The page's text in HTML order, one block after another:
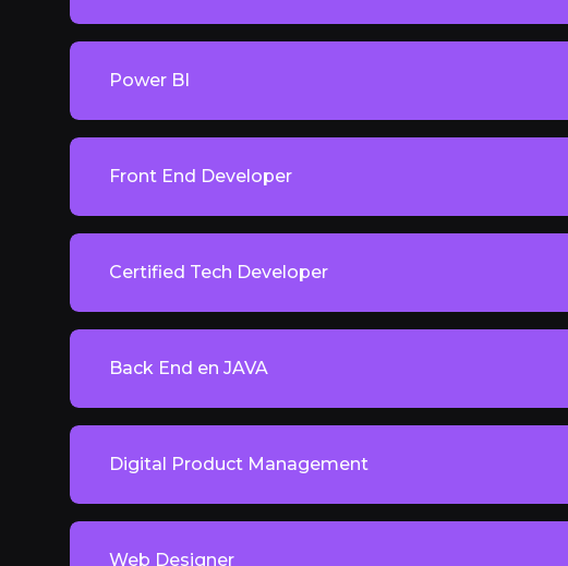
Power BI
Front End Developer
Certified Tech Developer
Back End en JAVA
Digital Product Management
Web Designer